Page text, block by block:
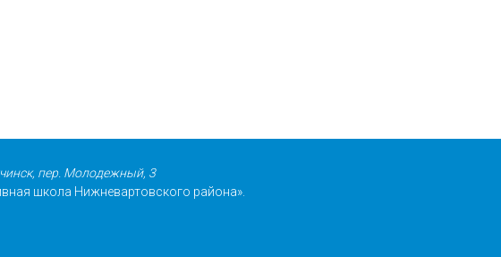
пер. Молодежный, 3
школа Нижневартовского района».